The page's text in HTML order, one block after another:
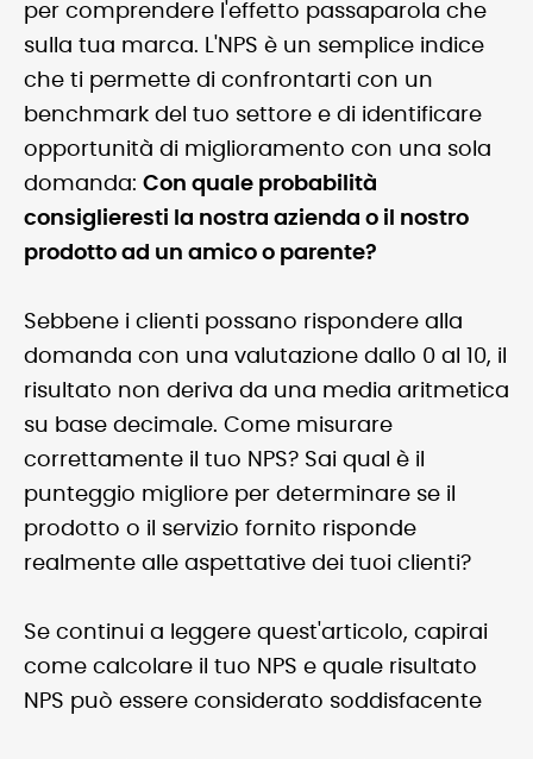
per comprendere l'effetto passaparola che
sulla tua marca. L'NPS è un semplice indice
che ti permette di confrontarti con un
benchmark del tuo settore e di identificare
opportunità di miglioramento con una sola
domanda: Con quale probabilità
consiglieresti la nostra azienda o il nostro
prodotto ad un amico o parente?
Sebbene i clienti possano rispondere alla
domanda con una valutazione dallo 0 al 10, il
risultato non deriva da una media aritmetica
su base decimale. Come misurare
correttamente il tuo NPS? Sai qual è il
punteggio migliore per determinare se il
prodotto o il servizio fornito risponde
realmente alle aspettative dei tuoi clienti?
Se continui a leggere quest'articolo, capirai
come calcolare il tuo NPS e quale risultato
NPS può essere considerato soddisfacente